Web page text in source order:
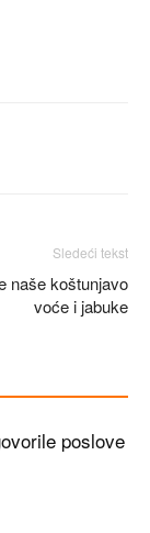
Sledeći tekst
naše koštunjavo
voće i jabuke
poslove